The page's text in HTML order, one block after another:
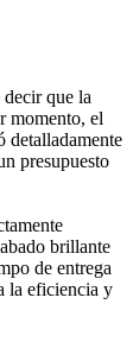
que la
momento, el
detalladamente
presupuesto
brillante
de entrega
la eficiencia y